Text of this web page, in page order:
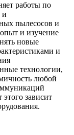
работы по
и
пылесосов и
и изучение
новые
и
технологии,
любой
этого зависит